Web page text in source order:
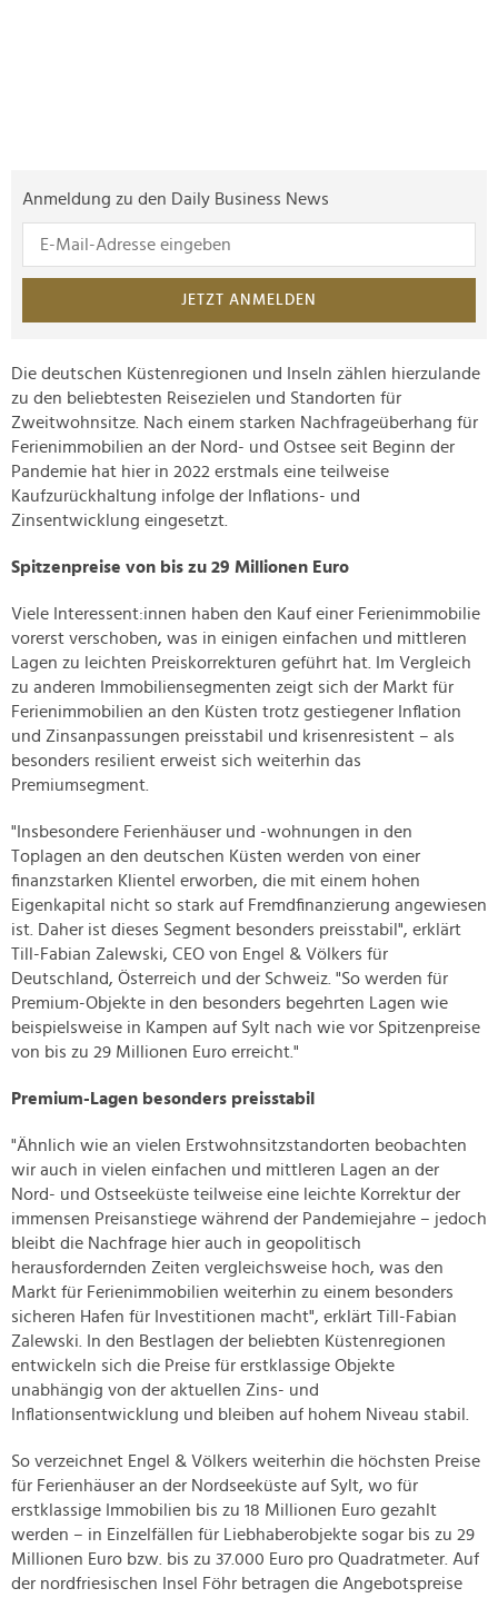
Anmeldung zu den Daily Business News
JETZT ANMELDEN
Die deutschen Küstenregionen und Inseln zählen hierzulande
zu den beliebtesten Reisezielen und Standorten für
Zweitwohnsitze. Nach einem starken Nachfrageüberhang für
Ferienimmobilien an der Nord- und Ostsee seit Beginn der
Pandemie hat hier in 2022 erstmals eine teilweise
Kaufzurückhaltung infolge der Inflations- und
Zinsentwicklung eingesetzt.
Spitzenpreise von bis zu 29 Millionen Euro
Viele Interessent:innen haben den Kauf einer Ferienimmobilie
vorerst verschoben, was in einigen einfachen und mittleren
Lagen zu leichten Preiskorrekturen geführt hat. Im Vergleich
zu anderen Immobiliensegmenten zeigt sich der Markt für
Ferienimmobilien an den Küsten trotz gestiegener Inflation
und Zinsanpassungen preisstabil und krisenresistent – als
besonders resilient erweist sich weiterhin das
Premiumsegment.
"Insbesondere Ferienhäuser und -wohnungen in den
Toplagen an den deutschen Küsten werden von einer
finanzstarken Klientel erworben, die mit einem hohen
Eigenkapital nicht so stark auf Fremdfinanzierung angewiesen
ist. Daher ist dieses Segment besonders preisstabil", erklärt
Till-Fabian Zalewski, CEO von Engel & Völkers für
Deutschland, Österreich und der Schweiz. "So werden für
Premium-Objekte in den besonders begehrten Lagen wie
beispielsweise in Kampen auf Sylt nach wie vor Spitzenpreise
von bis zu 29 Millionen Euro erreicht."
Premium-Lagen besonders preisstabil
"Ähnlich wie an vielen Erstwohnsitzstandorten beobachten
wir auch in vielen einfachen und mittleren Lagen an der
Nord- und Ostseeküste teilweise eine leichte Korrektur der
immensen Preisanstiege während der Pandemiejahre – jedoch
bleibt die Nachfrage hier auch in geopolitisch
herausfordernden Zeiten vergleichsweise hoch, was den
Markt für Ferienimmobilien weiterhin zu einem besonders
sicheren Hafen für Investitionen macht", erklärt Till-Fabian
Zalewski. In den Bestlagen der beliebten Küstenregionen
entwickeln sich die Preise für erstklassige Objekte
unabhängig von der aktuellen Zins- und
Inflationsentwicklung und bleiben auf hohem Niveau stabil.
So verzeichnet Engel & Völkers weiterhin die höchsten Preise
für Ferienhäuser an der Nordseeküste auf Sylt, wo für
erstklassige Immobilien bis zu 18 Millionen Euro gezahlt
werden – in Einzelfällen für Liebhaberobjekte sogar bis zu 29
Millionen Euro bzw. bis zu 37.000 Euro pro Quadratmeter. Auf
der nordfriesischen Insel Föhr betragen die Angebotspreise